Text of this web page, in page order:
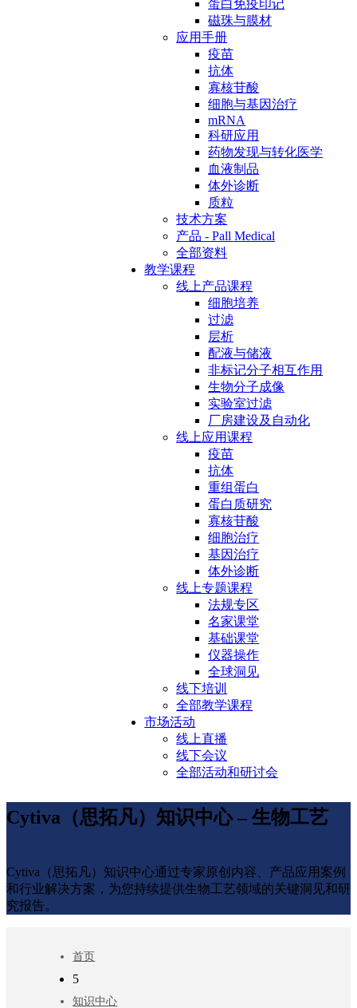
蛋白免疫印记
磁珠与膜材
应用手册
疫苗
抗体
寡核苷酸
细胞与基因治疗
mRNA
科研应用
药物发现与转化医学
血液制品
体外诊断
质粒
技术方案
产品 - Pall Medical
全部资料
教学课程
线上产品课程
细胞培养
过滤
层析
配液与储液
非标记分子相互作用
生物分子成像
实验室过滤
厂房建设及自动化
线上应用课程
疫苗
抗体
重组蛋白
蛋白质研究
寡核苷酸
细胞治疗
基因治疗
体外诊断
线上专题课程
法规专区
名家课堂
基础课堂
仪器操作
全球洞见
线下培训
全部教学课程
市场活动
线上直播
线下会议
全部活动和研讨会
Cytiva（思拓凡）知识中心 – 生物工艺
Cytiva（思拓凡）知识中心通过专家原创内容、产品应用案例
和行业解决方案，为您持续提供生物工艺领域的关键洞见和研
究报告。
首页
5
知识中心